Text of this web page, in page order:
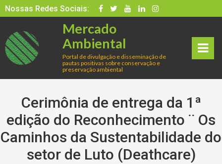
Skip
to
content
Nossas Redes Sociais:
Mercado
Ambiental
Portal de divulgação e disseminação de
pautas positivas sobre conservação e
preservação ambiental
Men
u
Cerimônia de entrega da 1ª
edição do Reconhecimento ¨ Os
Caminhos da Sustentabilidade do
setor de Luto (Deathcare)